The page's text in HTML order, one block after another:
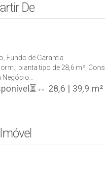
De
Fundo de Garantia
planta tipo de 28,6 m²;
Negócio...
28,6 | 39,9 m²